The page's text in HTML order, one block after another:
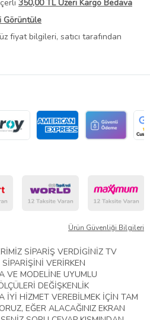
350,00 TL Üzeri Kargo Bedava
Görüntüle
fiyat bilgileri, satıcı tarafından
Ürün Güvenliği Bilgileri
SİPARİŞ VERDİGİNİZ TV
VERİRKEN
VE MODELİNE UYUMLU
DEĞİŞKENLİK
İYİ HİZMET VEREBİLMEK İÇİN TAM
EĞER ALACAĞINIZ EKRAN